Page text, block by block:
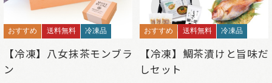
おすすめ 送料無料 冷凍品
【冷凍】八女抹茶モンブラ
ン
おすすめ 送料無料 冷凍品
【冷凍】鯛茶漬けと旨味だ
しセット